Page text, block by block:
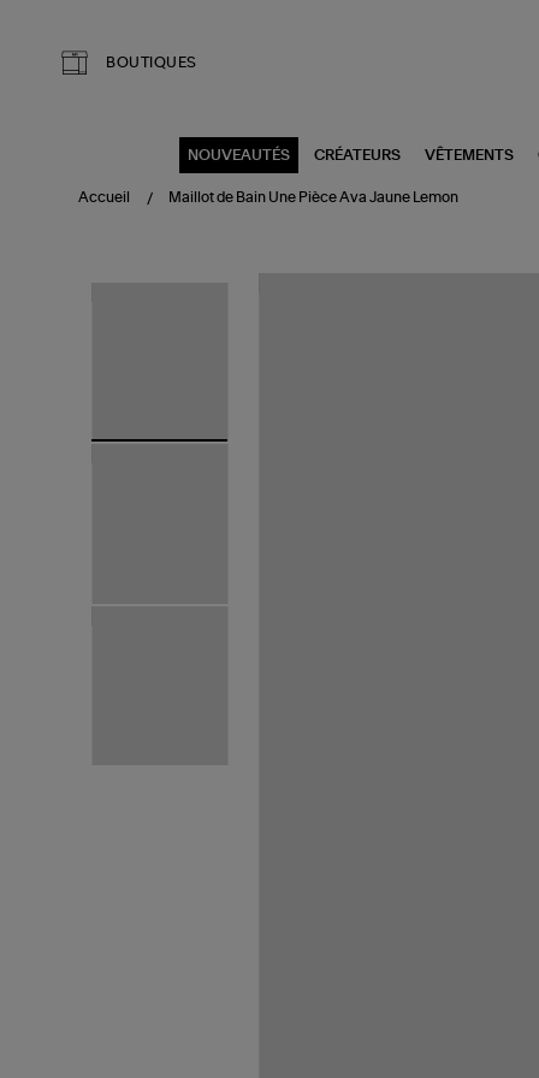
BOUTIQUES
NOUVEAUTÉS CRÉATEURS VÊTEMENTS
Accueil Maillot de Bain Une Pièce Ava Jaune Lemon